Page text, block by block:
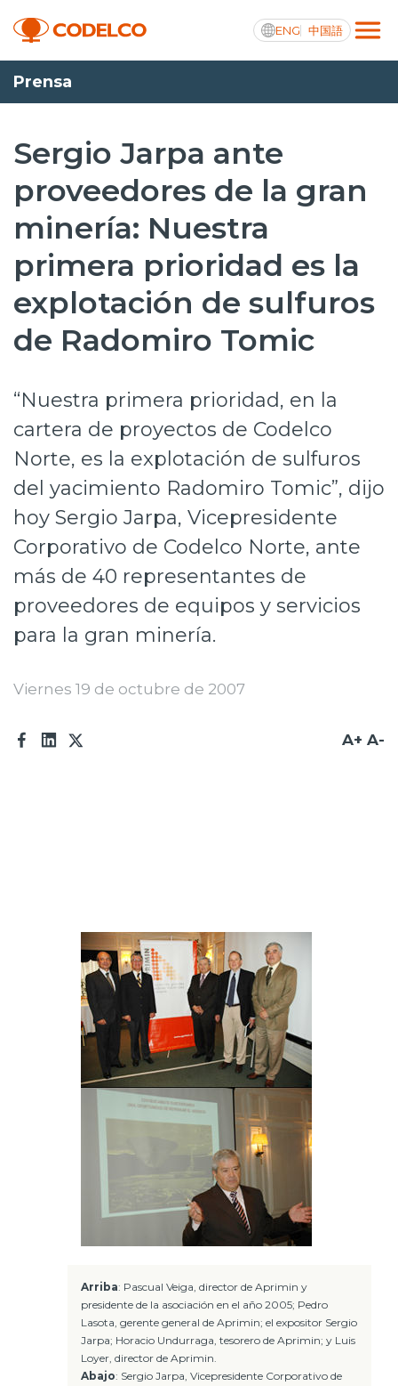
ENG 中国語
Transparencia activa
Nosotros
Operaciones
Proyectos
Sustentabilidad
Innovación
Prensa
Trabaja en Codelco
Transparencia activa
Canales de denuncia
Proveedores
Acceso trabajadores/as
Prensa
Sergio Jarpa ante
proveedores de la gran
minería: Nuestra
primera prioridad es la
explotación de sulfuros
de Radomiro Tomic
“Nuestra primera prioridad, en la
cartera de proyectos de Codelco
Norte, es la explotación de sulfuros
del yacimiento Radomiro Tomic”, dijo
hoy Sergio Jarpa, Vicepresidente
Corporativo de Codelco Norte, ante
más de 40 representantes de
proveedores de equipos y servicios
para la gran minería.
Viernes 19 de octubre de 2007
A+ A-
Arriba: Pascual Veiga, director de Aprimin y
presidente de la asociación en el año 2005; Pedro
Lasota, gerente general de Aprimin; el expositor Sergio
Jarpa; Horacio Undurraga, tesorero de Aprimin; y Luis
Loyer, director de Aprimin.
Abajo: Sergio Jarpa, Vicepresidente Corporativo de